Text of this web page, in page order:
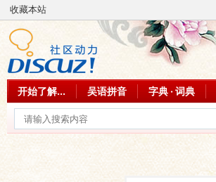
收藏本站
开始了解... 吴语拼音 字典 · 词典